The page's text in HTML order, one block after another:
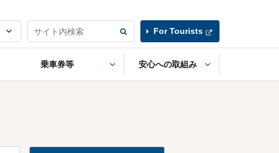
乗車券等 安心への取組み
For Tourists